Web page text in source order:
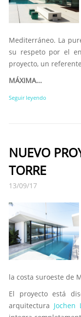
Mediterráneo. La
su respeto por el
proyecto, un
MÁXIMA...
Seguir leyendo
NUEVO
TORRE
13/09/17
la costa suroeste de
El proyecto está
arquitectura Jochen